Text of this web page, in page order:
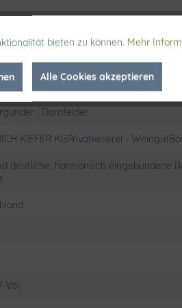
Getränke & Tabak > Getränke
, Dornfelder
KIEFER KGPrivatkellerei -
deutliche, harmonisch eingebundene
Vol.
Aktiv
Inaktiv
bieten zu können. Mehr
Alle Cookies akzeptieren